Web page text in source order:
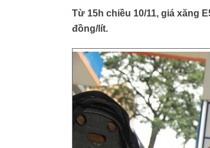
Từ 15h chiều 10/11, giá xăng
đồng/lít.